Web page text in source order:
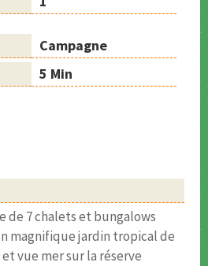
Campagne
5 Min
de 7 chalets et bungalows
magnifique jardin tropical de
et vue mer sur la réserve